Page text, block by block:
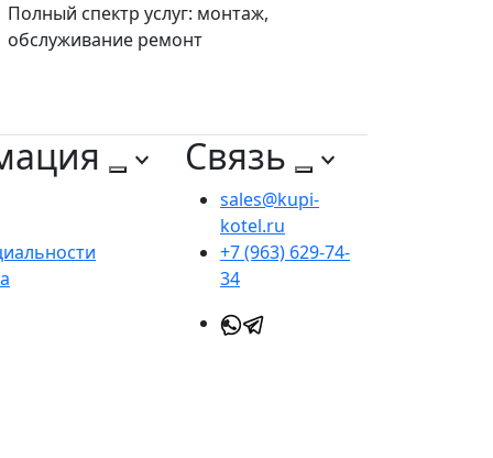
Полный спектр услуг: монтаж,
обслуживание ремонт
Связь
sales@kupi-
kotel.ru
+7 (963) 629-74-
34